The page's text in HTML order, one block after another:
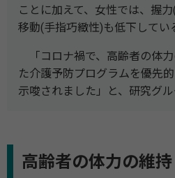
ことに加えて、⼥性では、握
移動(⼿指巧緻性)も低下してい
「コロナ禍で、高齢者の体
た介護予防プログラムを優先
⽰唆されました」と、研究グル
高齢者の体⼒の維